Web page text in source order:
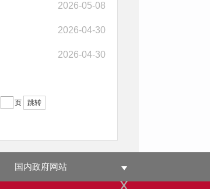
x
2026-05-08
2026-04-30
2026-04-30
页 跳转
国内政府网站